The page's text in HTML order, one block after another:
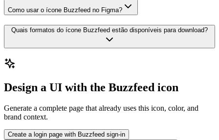
Como usar o ícone Buzzfeed no Figma?
Quais formatos do ícone Buzzfeed estão disponíveis para download?
Design a UI with the Buzzfeed icon
Generate a complete page that already uses this icon, color, and
brand context.
Create a login page with Buzzfeed sign-in